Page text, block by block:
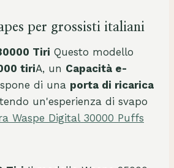
per grossisti italiani
Tiri Questo modello
tiriA, un Capacità e-
di una porta di ricarica
un'esperienza di svapo
Waspe Digital 30000 Puffs